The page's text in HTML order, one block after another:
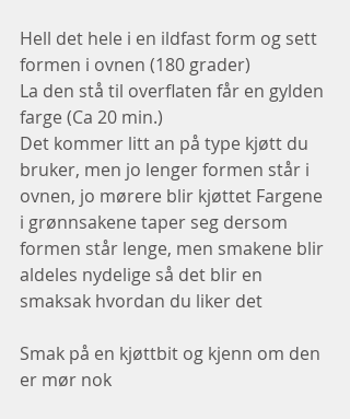
Hell det hele i en ildfast form og sett
formen i ovnen (180 grader)
La den stå til overflaten får en gylden
farge (Ca 20 min.)
Det kommer litt an på type kjøtt du
bruker, men jo lenger formen står i
ovnen, jo mørere blir kjøttet Fargene
i grønnsakene taper seg dersom
formen står lenge, men smakene blir
aldeles nydelige så det blir en
smaksak hvordan du liker det
Smak på en kjøttbit og kjenn om den
er mør nok